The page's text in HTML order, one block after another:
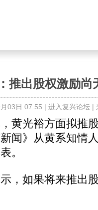
推出股权激励尚
03日 07:55 | 进入复兴论坛|
光裕方面拟推股
闻》从黄系知情
。
如果将来推出